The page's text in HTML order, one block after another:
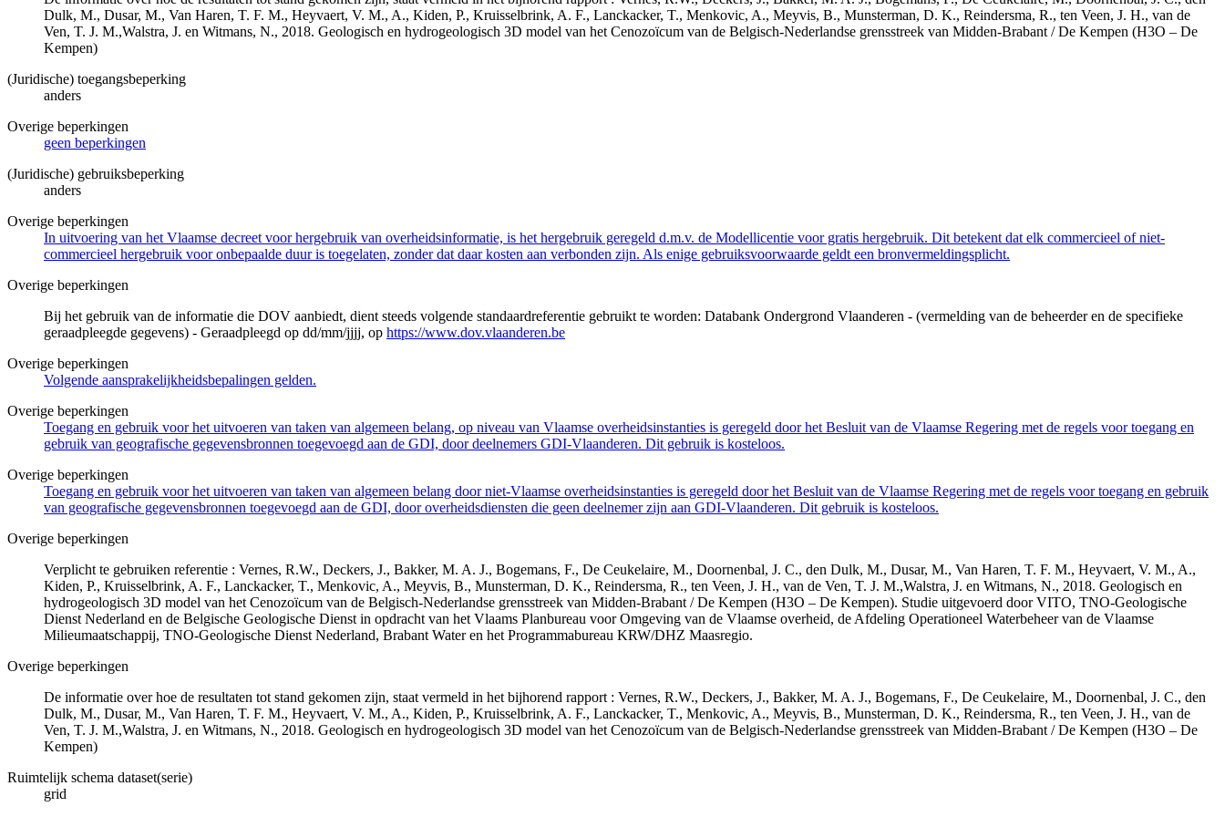
Dulk, M., Dusar, M., Van Haren, T. F. M., Heyvaert, V. M., A., Kiden, P., Kruisselbrink, A. F., Lanckacker, T., Menkovic, A., Meyvis, B., Munsterman, D. K., Reindersma, R., ten Veen, J. H., van de
Ven, T. J. M.,Walstra, J. en Witmans, N., 2018. Geologisch en hydrogeologisch 3D model van het Cenozoïcum van de Belgisch-Nederlandse grensstreek van Midden-Brabant / De Kempen (H3O – De
Kempen)
(Juridische) toegangsbeperking
anders
Overige beperkingen
geen beperkingen
(Juridische) gebruiksbeperking
anders
Overige beperkingen
In uitvoering van het Vlaamse decreet voor hergebruik van overheidsinformatie, is het hergebruik geregeld d.m.v. de Modellicentie voor gratis hergebruik. Dit betekent dat elk commercieel of niet-
commercieel hergebruik voor onbepaalde duur is toegelaten, zonder dat daar kosten aan verbonden zijn. Als enige gebruiksvoorwaarde geldt een bronvermeldingsplicht.
Overige beperkingen
Bij het gebruik van de informatie die DOV aanbiedt, dient steeds volgende standaardreferentie gebruikt te worden: Databank Ondergrond Vlaanderen - (vermelding van de beheerder en de specifieke
geraadpleegde gegevens) - Geraadpleegd op dd/mm/jjjj, op https://www.dov.vlaanderen.be
Overige beperkingen
Volgende aansprakelijkheidsbepalingen gelden.
Overige beperkingen
Toegang en gebruik voor het uitvoeren van taken van algemeen belang, op niveau van Vlaamse overheidsinstanties is geregeld door het Besluit van de Vlaamse Regering met de regels voor toegang en
gebruik van geografische gegevensbronnen toegevoegd aan de GDI, door deelnemers GDI-Vlaanderen. Dit gebruik is kosteloos.
Overige beperkingen
Toegang en gebruik voor het uitvoeren van taken van algemeen belang door niet-Vlaamse overheidsinstanties is geregeld door het Besluit van de Vlaamse Regering met de regels voor toegang en gebruik
van geografische gegevensbronnen toegevoegd aan de GDI, door overheidsdiensten die geen deelnemer zijn aan GDI-Vlaanderen. Dit gebruik is kosteloos.
Overige beperkingen
Verplicht te gebruiken referentie : Vernes, R.W., Deckers, J., Bakker, M. A. J., Bogemans, F., De Ceukelaire, M., Doornenbal, J. C., den Dulk, M., Dusar, M., Van Haren, T. F. M., Heyvaert, V. M., A.,
Kiden, P., Kruisselbrink, A. F., Lanckacker, T., Menkovic, A., Meyvis, B., Munsterman, D. K., Reindersma, R., ten Veen, J. H., van de Ven, T. J. M.,Walstra, J. en Witmans, N., 2018. Geologisch en
hydrogeologisch 3D model van het Cenozoïcum van de Belgisch-Nederlandse grensstreek van Midden-Brabant / De Kempen (H3O – De Kempen). Studie uitgevoerd door VITO, TNO-Geologische
Dienst Nederland en de Belgische Geologische Dienst in opdracht van het Vlaams Planbureau voor Omgeving van de Vlaamse overheid, de Afdeling Operationeel Waterbeheer van de Vlaamse
Milieumaatschappij, TNO-Geologische Dienst Nederland, Brabant Water en het Programmabureau KRW/DHZ Maasregio.
Overige beperkingen
De informatie over hoe de resultaten tot stand gekomen zijn, staat vermeld in het bijhorend rapport : Vernes, R.W., Deckers, J., Bakker, M. A. J., Bogemans, F., De Ceukelaire, M., Doornenbal, J. C., den
Dulk, M., Dusar, M., Van Haren, T. F. M., Heyvaert, V. M., A., Kiden, P., Kruisselbrink, A. F., Lanckacker, T., Menkovic, A., Meyvis, B., Munsterman, D. K., Reindersma, R., ten Veen, J. H., van de
Ven, T. J. M.,Walstra, J. en Witmans, N., 2018. Geologisch en hydrogeologisch 3D model van het Cenozoïcum van de Belgisch-Nederlandse grensstreek van Midden-Brabant / De Kempen (H3O – De
Kempen)
Ruimtelijk schema dataset(serie)
grid